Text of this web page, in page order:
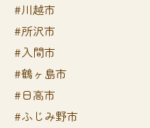
#川越市
#所沢市
#入間市
#鶴ヶ島市
#日高市
#ふじみ野市